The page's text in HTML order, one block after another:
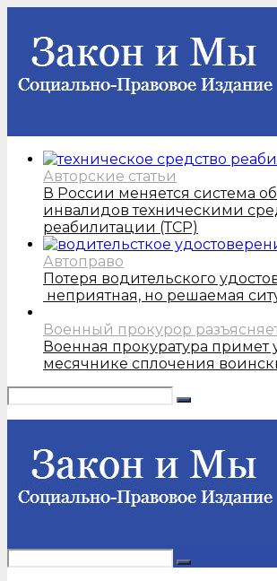
Авторские статьи
В России меняется система
инвалидов техническими
реабилитации (ТСР)
Автоправо
Потеря водительского
неприятная, но решаемая
Военный прокурор
Военная прокуратура примет
месячнике сплочения